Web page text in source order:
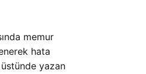
memur
hata
yazan